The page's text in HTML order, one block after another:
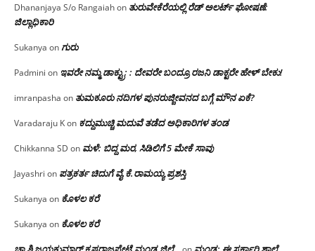
Dhananjaya S/o Rangaiahon ತುರುವೇಕೆರೆಯಲ್ಲಿ ರೆಡ್ ಅಲರ್ಟ್ ಘೋಷಣೆ:
ಜಿಲ್ಲಾಧಿಕಾರಿ
Sukanya onಗುರು
Padmini on ಇವರೇ ನಮ್ಮ ಡಾಕ್ಟ್ರು; : ದೇವರೇ ಬಂದ್ರೂ ರಜನಿ ಡಾಕ್ಟರೇ ಹೇಳ್ ಬೇಕು!
imranpasha on ತುಮಕೂರು ನದಿಗಳ ಪುನರುಜ್ಜೀವನದ ಬಗ್ಗೆ ಮೌನ ಏಕೆ?
Varadaraju Kon ಕದ್ದುಮುಚ್ಚಿ ಮದುವೆ ತಡೆದ ಅಧಿಕಾರಿಗಳ ತಂಡ
Chikkanna SD on ಮಳೆ: ಬಿದ್ದ ಮರ, ಸಿಡಿಲಿಗೆ 5 ಮೇಕೆ ಸಾವು
Jayashri on ಪತ್ರಕರ್ತ ಚಿದುಗೆ ವೈ.ಕೆ.ರಾಮಯ್ಯ ಪ್ರಶಸ್ತಿ
Sukanya on ಕೊಳಲ ಕರೆ
Sukanya on ಕೊಳಲ ಕರೆ